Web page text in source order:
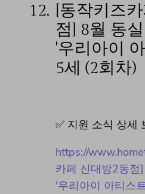
12.
[동작키즈
점] 8월 동
'우리아이
5세 (2회차)
✅ 지원 소식 상세
https://
카페 신대방2동점
'우리아이 아티스